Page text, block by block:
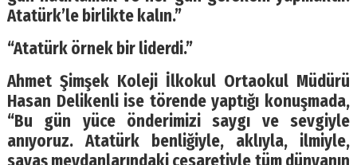
Atatürk’le birlikte kalın.”
“Atatürk örnek bir liderdi.”
Ahmet Şimşek Koleji İlkokul Ortaokul Müdürü
Hasan Delikenli ise törende yaptığı konuşmada,
“Bu gün yüce önderimizi saygı ve sevgiyle
anıyoruz. Atatürk benliğiyle, aklıyla, ilmiyle,